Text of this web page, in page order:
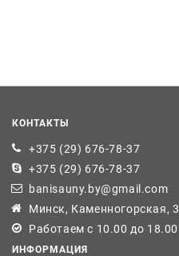
КОНТАКТЫ
+375 (29) 676-78-37
+375 (29) 676-78-37
banisauny.by@gmail.com
Минск, Каменногорская, 3
Работаем с 10.00 до 18.00
ИНФОРМАЦИЯ